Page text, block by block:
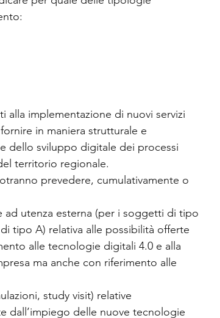
alla implementazione di nuovi servizi
in maniera strutturale e
dello sviluppo digitale dei processi
territorio regionale.
prevedere, cumulativamente o
ad utenza esterna (per i soggetti di tipo
tipo A) relativa alle possibilità offerte
alle tecnologie digitali 4.0 e alla
ma anche con riferimento alle
study visit) relative
dall’impiego delle nuove tecnologie